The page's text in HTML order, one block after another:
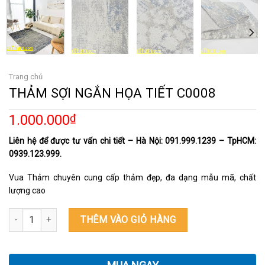
Trang chủ
THẢM SỢI NGẮN HỌA TIẾT C0008
1.000.000₫
Liên hệ để được tư vấn chi tiết – Hà Nội: 091.999.1239 – TpHCM:
0939.123.999.
Vua Thảm chuyên cung cấp thảm đẹp, đa dạng mẫu mã, chất
lượng cao
THẢM SỢI NGẮN HỌA TIẾT C0008 số lượng
THÊM VÀO GIỎ HÀNG